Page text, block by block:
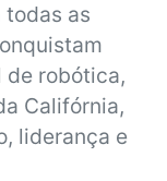
todas as
de robótica,
Califórnia,
liderança e